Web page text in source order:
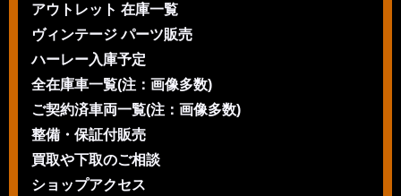
アウトレット 在庫一覧
ヴィンテージ パーツ販売
ハーレー入庫予定
全在庫車一覧(注：画像多数)
ご契約済車両一覧(注：画像多数)
整備・保証付販売
買取や下取のご相談
ショップアクセス